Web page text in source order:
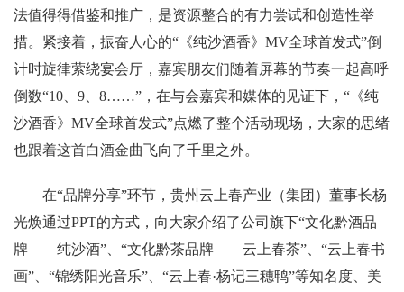
法值得得借鉴和推广，是资源整合的有力尝试和创造性举
措。紧接着，振奋人心的“《纯沙酒香》MV全球首发式”倒
计时旋律萦绕宴会厅，嘉宾朋友们随着屏幕的节奏一起高呼
倒数“10、9、8……”，在与会嘉宾和媒体的见证下，“《纯
沙酒香》MV全球首发式”点燃了整个活动现场，大家的思绪
也跟着这首白酒金曲飞向了千里之外。
在“品牌分享”环节，贵州云上春产业（集团）董事长杨
光焕通过PPT的方式，向大家介绍了公司旗下“文化黔酒品
牌——纯沙酒”、“文化黔茶品牌——云上春茶”、“云上春书
画”、“锦绣阳光音乐”、“云上春·杨记三穗鸭”等知名度、美